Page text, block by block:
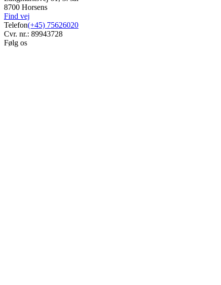
8700 Horsens
Find vej
Telefon(+45) 75626020
Cvr. nr.: 89943728
Følg os